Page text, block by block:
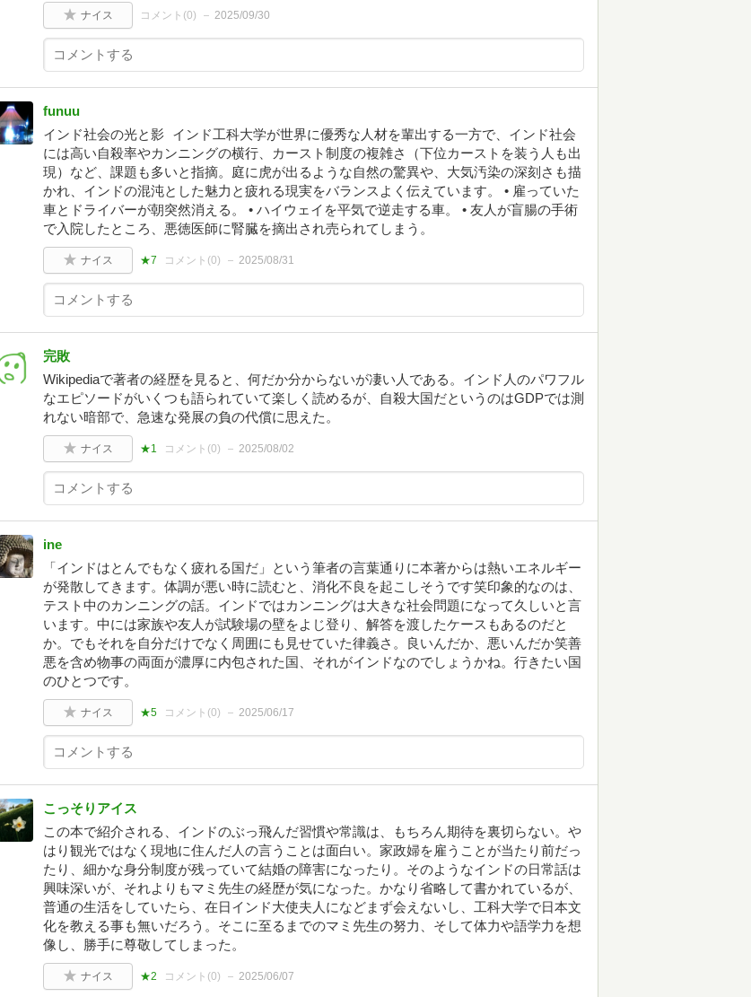
ナイス コメント(0) 2025/09/30
funuu
インド社会の光と影 インド工科大学が世界に優秀な人材を輩出する一方で、インド社会
には高い自殺率やカンニングの横行、カースト制度の複雑さ（下位カーストを装う人も出
現）など、課題も多いと指摘。庭に虎が出るような自然の驚異や、大気汚染の深刻さも描
かれ、インドの混沌とした魅力と疲れる現実をバランスよく伝えています。 • 雇っていた
車とドライバーが朝突然消える。 • ハイウェイを平気で逆走する車。 • 友人が盲腸の手術
で入院したところ、悪徳医師に腎臓を摘出され売られてしまう。
ナイス ★7 コメント(0) 2025/08/31
完敗
Wikipediaで著者の経歴を見ると、何だか分からないが凄い人である。インド人のパワフル
なエピソードがいくつも語られていて楽しく読めるが、自殺大国だというのはGDPでは測
れない暗部で、急速な発展の負の代償に思えた。
ナイス ★1 コメント(0) 2025/08/02
ine
「インドはとんでもなく疲れる国だ」という筆者の言葉通りに本著からは熱いエネルギー
が発散してきます。体調が悪い時に読むと、消化不良を起こしそうです笑印象的なのは、
テスト中のカンニングの話。インドではカンニングは大きな社会問題になって久しいと言
います。中には家族や友人が試験場の壁をよじ登り、解答を渡したケースもあるのだと
か。でもそれを自分だけでなく周囲にも見せていた律義さ。良いんだか、悪いんだか笑善
悪を含め物事の両面が濃厚に内包された国、それがインドなのでしょうかね。行きたい国
のひとつです。
ナイス ★5 コメント(0) 2025/06/17
こっそりアイス
この本で紹介される、インドのぶっ飛んだ習慣や常識は、もちろん期待を裏切らない。や
はり観光ではなく現地に住んだ人の言うことは面白い。家政婦を雇うことが当たり前だっ
たり、細かな身分制度が残っていて結婚の障害になったり。そのようなインドの日常話は
興味深いが、それよりもマミ先生の経歴が気になった。かなり省略して書かれているが、
普通の生活をしていたら、在日インド大使夫人になどまず会えないし、工科大学で日本文
化を教える事も無いだろう。そこに至るまでのマミ先生の努力、そして体力や語学力を想
像し、勝手に尊敬してしまった。
ナイス ★2 コメント(0) 2025/06/07